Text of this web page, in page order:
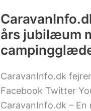
års jubilæum
CaravanInfo.dk
Facebook Twitter
CaravanInfo.dk – En
års
jubilæum
med
campingglæde